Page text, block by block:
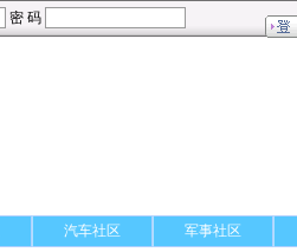
汽车社区
军事社区